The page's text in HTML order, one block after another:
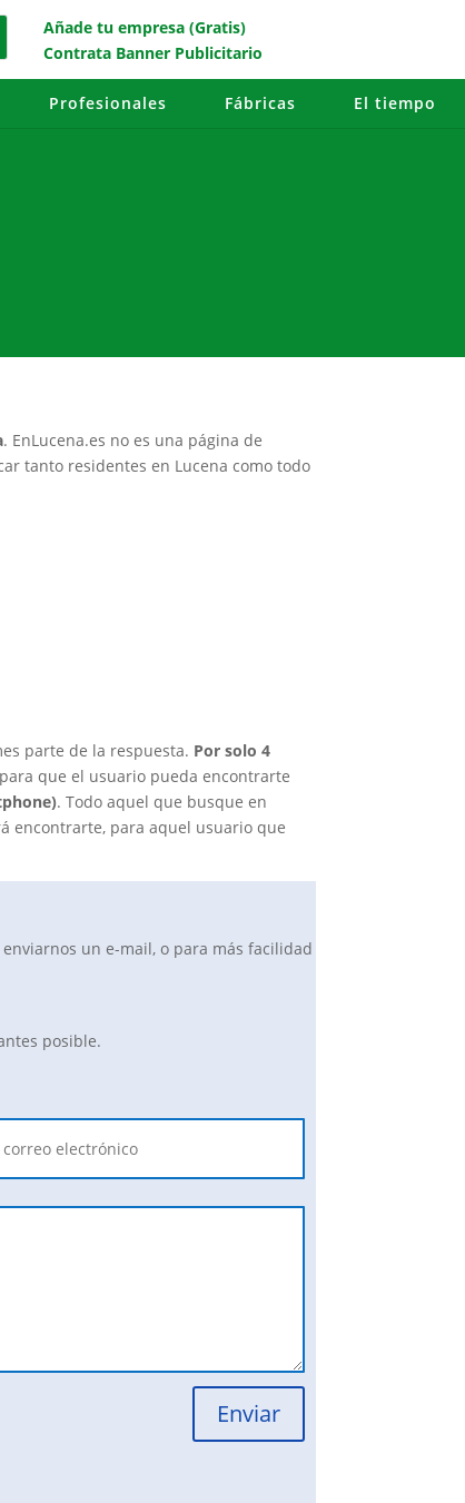
Añade tu empresa (Gratis)
Contrata Banner Publicitario
Profesionales Fábricas El tiempo
. EnLucena.es no es una página de
tanto residentes en Lucena como todo
parte de la respuesta. Por solo 4
para que el usuario pueda encontrarte
. Todo aquel que busque en
encontrarte, para aquel usuario que
un e-mail, o para más facilidad
posible.
Enviar